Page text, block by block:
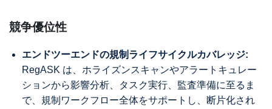
競争優位性
エンドツーエンドの規制ライフサイクルカバレッジ:
RegASK は、ホライズンスキャンやアラートキュレー
ションから影響分析、タスク実行、監査準備に至るま
で、規制ワークフロー全体をサポートし、断片化され